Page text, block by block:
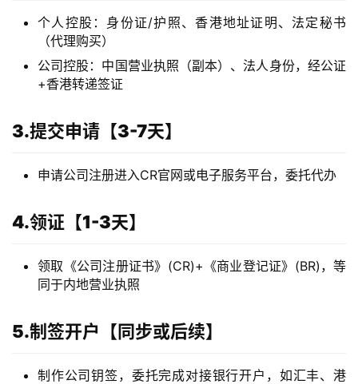
个人控股：身份证/护照、香港地址证明、法定秘书
（代理购买）
公司控股：中国营业执照（副本）、法人身份，经公证
+香港转递签证
3.提交申请【3-7天】
申请公司注册进入CR官网或电子服务平台，委托代办
4.领证【1-3天】
领取《公司注册证书》(CR)+《商业登记证》(BR)，等
同于内地营业执照
5.制签开户【同步或后续】
制作公司钥签，委托完成对接银行开户，如汇丰、港